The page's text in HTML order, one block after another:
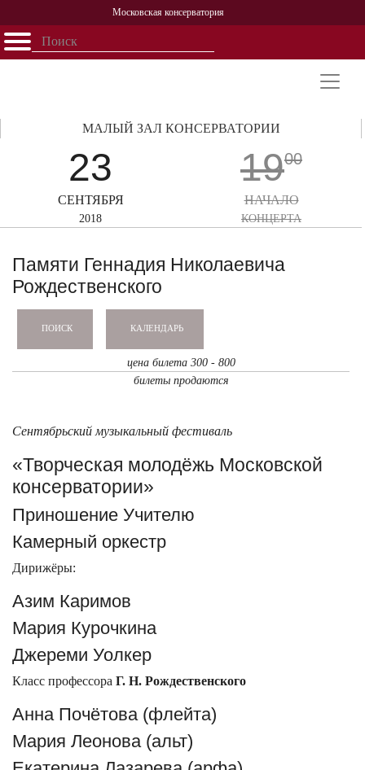
Московская консерватория
Открыть - закрыть
Персоналии
История
23
СЕНТЯБРЯ
2018
МАЛЫЙ ЗАЛ КОНСЕРВАТОРИИ
1900
НАЧАЛО
КОНЦЕРТА
Памяти Геннадия Николаевича
Рождественского
ПОИСК КАЛЕНДАРЬ
цена билета 300 - 800
билеты продаются
Сентябрьский музыкальный фестиваль
«Творческая молодёжь Московской
консерватории»
Приношение Учителю
Камерный оркестр
Дирижёры:
Азим Каримов
Мария Курочкина
Джереми Уолкер
Класс профессора Г. Н. Рождественского
Анна Почётова (флейта)
Мария Леонова (альт)